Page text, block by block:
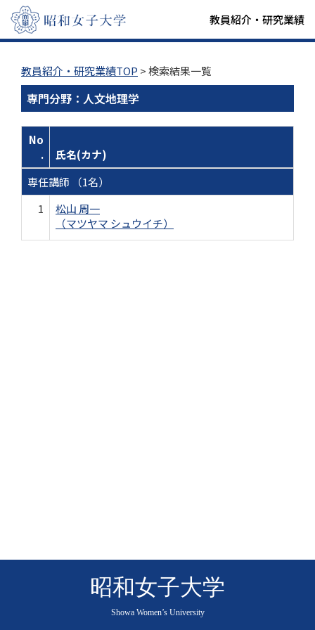
教員紹介・研究業績
教員紹介・研究業績TOP > 検索結果一覧
専門分野：人文地理学
No
.
氏名(カナ)
専任講師 （1名）
1
松山 周一
（マツヤマ シュウイチ）
昭和女子大学
Showa Women’s University